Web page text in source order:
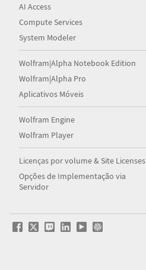
AI Access
Compute Services
System Modeler
Wolfram|Alpha Notebook Edition
Wolfram|Alpha Pro
Aplicativos Móveis
Wolfram Engine
Wolfram Player
Licenças por volume & Site Licenses
Opções de Implementação via
Servidor